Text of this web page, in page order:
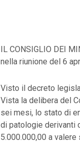
IL CONSIGLIO DEI
nella riunione del 6
Visto il decreto
Vista la delibera del
sei mesi, lo stato di
di patologie derivanti
5.000.000,00 a